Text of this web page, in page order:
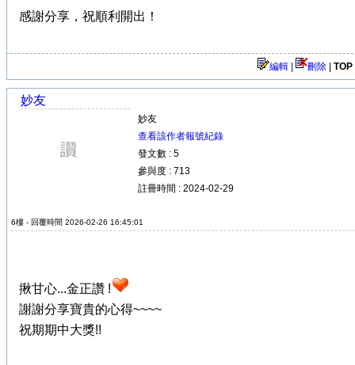
感謝分享，祝順利開出！
編輯 | 刪除 TOP
妙友
妙友
查看該作者報號紀錄
發文數 : 5
參與度 : 713
註冊時間 : 2024-02-29
6樓 - 回覆時間 2026-02-26 16:45:01
揪甘心...金正讚 !
謝謝分享寶貴的心得~~~~
祝期期中大獎!!